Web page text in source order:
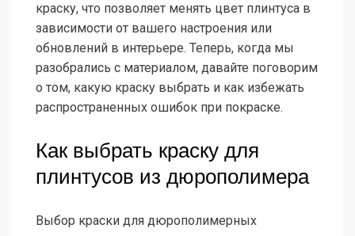
краску, что позволяет менять цвет плинтуса в
зависимости от вашего настроения или
обновлений в интерьере. Теперь, когда мы
разобрались с материалом, давайте поговорим
о том, какую краску выбрать и как избежать
распространенных ошибок при покраске.
Как выбрать краску для
плинтусов из дюрополимера
Выбор краски для дюрополимерных